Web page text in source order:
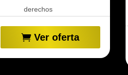
derechos
Ver oferta